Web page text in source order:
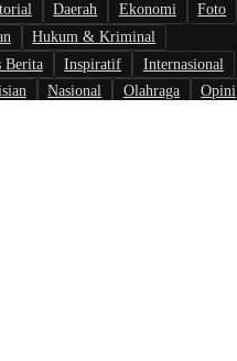
Daerah Ekonomi
Foto
Hukum & Kriminal
Berita
Inspiratif
Internasional
Nasional Olahraga
Opini